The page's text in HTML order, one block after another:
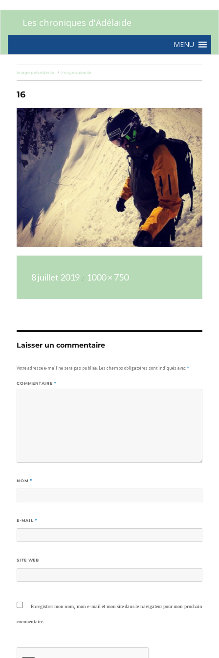
Les chroniques d'Adélaïde
MENU
Image précédente Image suivante
16
le
8 juillet 2019
réelle
1000 × 750
Laisser un commentaire
Votre adresse e-mail ne sera pas publiée. Les champs obligatoires sont indiqués avec*
COMMENTAIRE *
NOM *
E-MAIL *
SITE WEB
Enregistrer mon nom, mon e-mail et mon site dans le navigateur pour mon prochain
commentaire.